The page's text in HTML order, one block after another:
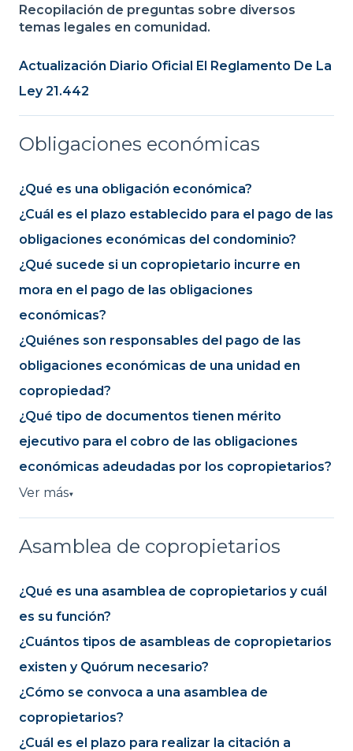
Recopilación de preguntas sobre diversos
temas legales en comunidad.
Actualización Diario Oficial El Reglamento De La
Ley 21.442
Obligaciones económicas
¿Qué es una obligación económica?
¿Cuál es el plazo establecido para el pago de las
obligaciones económicas del condominio?
¿Qué sucede si un copropietario incurre en
mora en el pago de las obligaciones
económicas?
¿Quiénes son responsables del pago de las
obligaciones económicas de una unidad en
copropiedad?
¿Qué tipo de documentos tienen mérito
ejecutivo para el cobro de las obligaciones
económicas adeudadas por los copropietarios?
Ver más▼
Asamblea de copropietarios
¿Qué es una asamblea de copropietarios y cuál
es su función?
¿Cuántos tipos de asambleas de copropietarios
existen y Quórum necesario?
¿Cómo se convoca a una asamblea de
copropietarios?
¿Cuál es el plazo para realizar la citación a